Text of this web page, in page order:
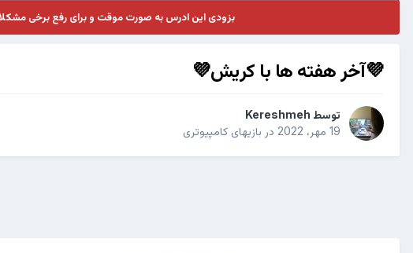
بزودی این ادرس به صورت موقت و برای رفع برخی
💜آخر هفته ها با کریش💜
توسط Kereshmeh
19 مهر، 2022
در بازیهای کامپیوتری